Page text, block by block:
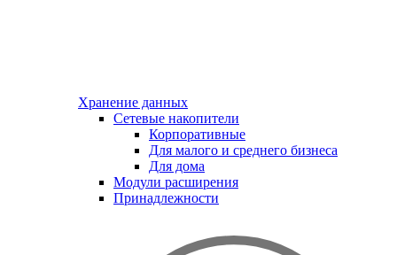
Хранение данных
Сетевые накопители
Корпоративные
Для малого и среднего бизнеса
Для дома
Модули расширения
Принадлежности